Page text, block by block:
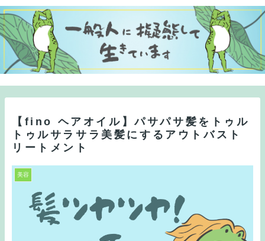
【fino ヘアオイル】パサパサ髪をトゥル
トゥルサラサラ美髪にするアウトバスト
リートメント
美容